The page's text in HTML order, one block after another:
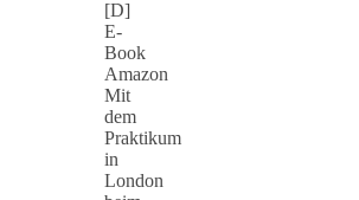
[D]
E-
Book
Amazon
Mit
dem
Praktikum
in
London